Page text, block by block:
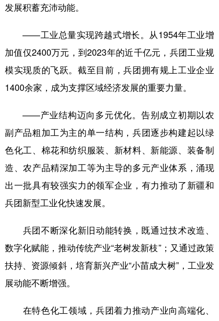
发展积蓄充沛动能。
——工业总量实现跨越式增长。从1954年工业增
加值仅2400万元，到2023年的近千亿元，兵团工业规
模实现质的飞跃。截至目前，兵团拥有规上工业企业
1400余家，成为支撑区域经济发展的重要力量。
——产业结构迈向多元优化。告别成立初期以农
副产品粗加工为主的单一结构，兵团逐步构建起以绿
色化工、棉花和纺织服装、新材料、新能源、装备制
造、农产品精深加工等为主导的多元产业体系，涌现
出一批具有较强实力的领军企业，有力推动了新疆和
兵团新型工业化快速发展。
兵团不断深化新旧动能转换，既通过技术改造、
数字化赋能，推动传统产业“老树发新枝”；又通过政策
扶持、资源倾斜，培育新兴产业“小苗成大树”，工业发
展动能不断增强。
在特色化工领域，兵团着力推动产业向高端化、